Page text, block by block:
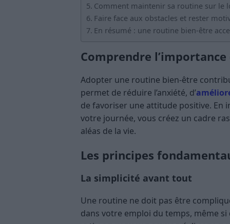
Comment maintenir sa routine sur le
Faire face aux obstacles et rester
En résumé : une routine bien-être
Comprendre
Adopter une routine bien-être
permet de réduire l’anxiété, d’
de favoriser une attitude positive. En
votre journée, vous créez un cadre
aléas de la vie.
Les principes
La simplicité avant tout
Une routine ne doit pas être
dans votre emploi du temps, même